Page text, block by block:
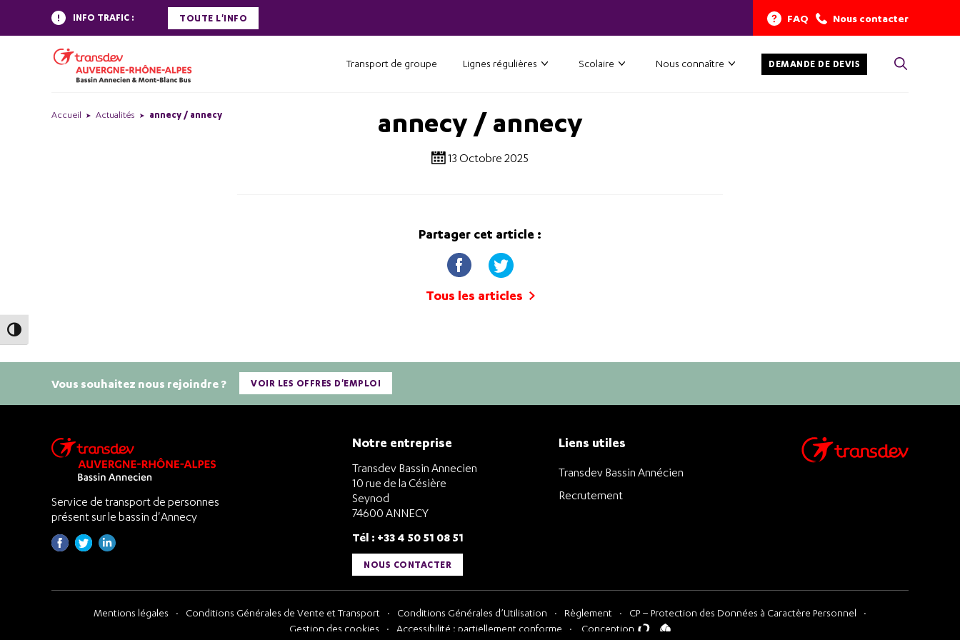
Passer en contraste élevé
INFO TRAFIC : TOUTE L'INFO FAQ Nous contacter
Transport de groupe Lignes régulières Scolaire Nous connaître DEMANDE DE DEVIS
Accueil Actualités annecy / annecy annecy / annecy
13 Octobre 2025
Partager cet article :
Tous les articles
Vous souhaitez nous rejoindre ? VOIR LES OFFRES D'EMPLOI
Service de transport de personnes
présent sur le bassin d'Annecy
Notre entreprise
Transdev Bassin Annecien
10 rue de la Césière
Seynod
74600 ANNECY
Tél : +33 4 50 51 08 51
NOUS CONTACTER
Liens utiles
Transdev Bassin Annécien
Recrutement
Mentions légales Conditions Générales de Vente et Transport Conditions Générales d’Utilisation Règlement
CP – Protection des Données à Caractère Personnel
Gestion des cookies
Accessibilité : partiellement conforme Conception